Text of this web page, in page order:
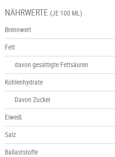
NÄHRWERTE (JE 100 ML)
Brennwert
Fett
davon gesättigte Fettsäuren
Kohlenhydrate
Davon Zucker
Eiweiß
Salz
Ballaststoffe